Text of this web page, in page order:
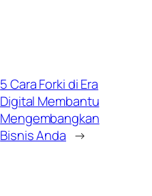
5 Cara Forki di Era
Digital Membantu
Mengembangkan
Bisnis Anda →